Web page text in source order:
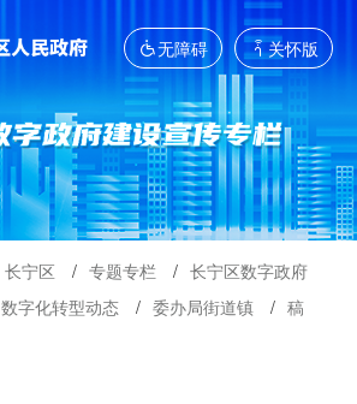
无障碍 关怀版
长宁区 / 专题专栏 / 长宁区数字政府
数字化转型动态 / 委办局街道镇 / 稿